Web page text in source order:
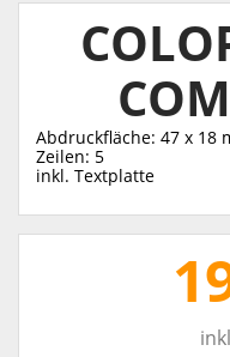
Abdruckfläche: 47 x 18
Zeilen: 5
inkl. Textplatte